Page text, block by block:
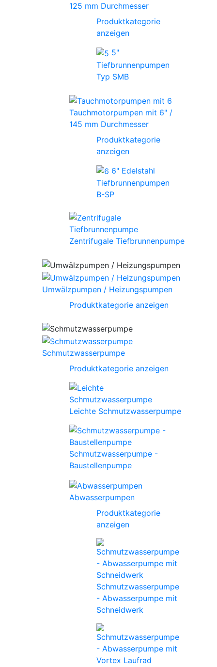
125 mm Durchmesser
Produktkategorie
anzeigen
5"
Tiefbrunnenpumpen
Typ SMB
Tauchmotorpumpen mit 6" /
145 mm Durchmesser
Produktkategorie
anzeigen
6" Edelstahl
Tiefbrunnenpumpen
B-SP
Zentrifugale Tiefbrunnenpumpe
Umwälzpumpen / Heizungspumpen
Produktkategorie anzeigen
Schmutzwasserpumpe
Produktkategorie anzeigen
Leichte Schmutzwasserpumpe
Schmutzwasserpumpe -
Baustellenpumpe
Abwasserpumpen
Produktkategorie
anzeigen
Schmutzwasserpumpe
- Abwasserpumpe mit
Schneidwerk